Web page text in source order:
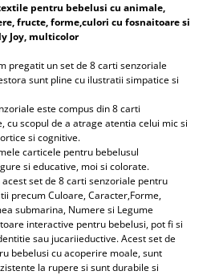
pentru bebelusi cu animale,
fructe, forme,culori cu fosnaitoare si
Joy, multicolor
pregatit un set de 8 carti senzoriale
sunt pline cu ilustratii simpatice si
este compus din 8 carti
cu scopul de a atrage atentia celui mic si
si cognitive.
carticele pentru bebelusul
si educative, moi si colorate.
set de 8 carti senzoriale pentru
precum Culoare, Caracter,Forme,
submarina, Numere si Legume
interactive pentru bebelusi, pot fi si
sau jucariieductive. Acest set de
bebelusi cu acoperire moale, sunt
la rupere si sunt durabile si